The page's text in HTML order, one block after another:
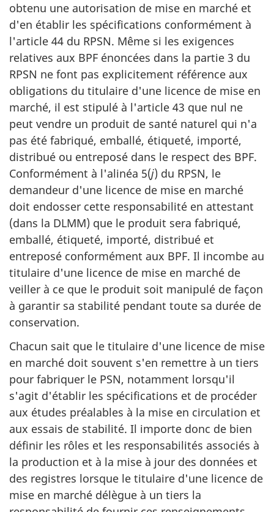
obtenu une autorisation de mise en marché et
d'en établir les spécifications conformément à
l'article 44 du RPSN. Même si les exigences
relatives aux BPF énoncées dans la partie 3 du
RPSN ne font pas explicitement référence aux
obligations du titulaire d'une licence de mise en
marché, il est stipulé à l'article 43 que nul ne
peut vendre un produit de santé naturel qui n'a
pas été fabriqué, emballé, étiqueté, importé,
distribué ou entreposé dans le respect des BPF.
Conformément à l'alinéa 5(j) du RPSN, le
demandeur d'une licence de mise en marché
doit endosser cette responsabilité en attestant
(dans la DLMM) que le produit sera fabriqué,
emballé, étiqueté, importé, distribué et
entreposé conformément aux BPF. Il incombe au
titulaire d'une licence de mise en marché de
veiller à ce que le produit soit manipulé de façon
à garantir sa stabilité pendant toute sa durée de
conservation.
Chacun sait que le titulaire d'une licence de mise
en marché doit souvent s'en remettre à un tiers
pour fabriquer le PSN, notamment lorsqu'il
s'agit d'établir les spécifications et de procéder
aux études préalables à la mise en circulation et
aux essais de stabilité. Il importe donc de bien
définir les rôles et les responsabilités associés à
la production et à la mise à jour des données et
des registres lorsque le titulaire d'une licence de
mise en marché délègue à un tiers la